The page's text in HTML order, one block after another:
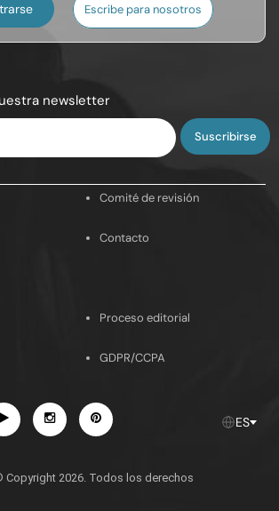
Escribe para nosotros
newsletter
Comité de revisión
Contacto
Proceso editorial
GDPR/CCPA
YoutubeInstagramPinterest ES
Copyright 2026. Todos los derechos